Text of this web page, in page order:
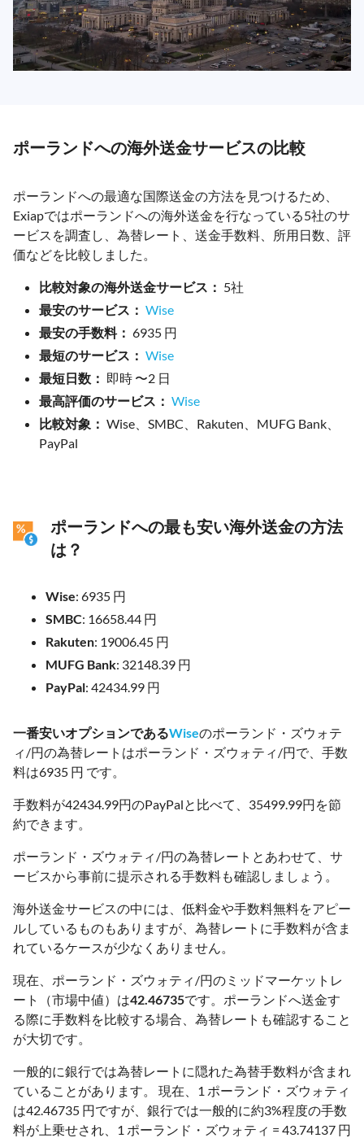
ポーランドへの海外送金サービスの比較
ポーランドへの最適な国際送金の方法を見つけるため、
Exiapではポーランドへの海外送金を行なっている5社のサ
ービスを調査し、為替レート、送金手数料、所用日数、評
価などを比較しました。
比較対象の海外送金サービス： 5社
最安のサービス： Wise
最安の手数料： 6935 円
最短のサービス： Wise
最短日数： 即時 〜2 日
最高評価のサービス： Wise
比較対象： Wise、SMBC、Rakuten、MUFG Bank、
PayPal
ポーランドへの最も安い海外送金の方法
は？
Wise: 6935 円
SMBC: 16658.44 円
Rakuten: 19006.45 円
MUFG Bank: 32148.39 円
PayPal: 42434.99 円
一番安いオプションであるWiseのポーランド・ズウォテ
ィ/円の為替レートはポーランド・ズウォティ/円で、手数
料は6935 円 です。
手数料が42434.99円のPayPalと比べて、35499.99円を節
約できます。
ポーランド・ズウォティ/円の為替レートとあわせて、サ
ービスから事前に提示される手数料も確認しましょう。
海外送金サービスの中には、低料金や手数料無料をアピー
ルしているものもありますが、為替レートに手数料が含ま
れているケースが少なくありません。
現在、ポーランド・ズウォティ/円のミッドマーケットレ
ート（市場中値）は42.46735です。ポーランドへ送金す
る際に手数料を比較する場合、為替レートも確認すること
が大切です。
一般的に銀行では為替レートに隠れた為替手数料が含まれ
ていることがあります。 現在、1 ポーランド・ズウォティ
は42.46735 円ですが、銀行では一般的に約3%程度の手数
料が上乗せされ、1 ポーランド・ズウォティ = 43.74137 円